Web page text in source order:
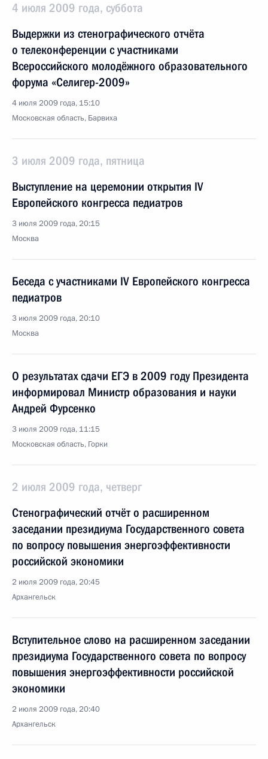
4 июля 2009 года, суббота
Выдержки из стенографического отчёта
о телеконференции с участниками
Всероссийского молодёжного образовательного
форума «Селигер-2009»
4 июля 2009 года, 15:10
Московская область, Барвиха
3 июля 2009 года, пятница
Выступление на церемонии открытия IV
Европейского конгресса педиатров
3 июля 2009 года, 20:15
Москва
Беседа с участниками IV Европейского конгресса
педиатров
3 июля 2009 года, 20:10
Москва
О результатах сдачи ЕГЭ в 2009 году Президента
информировал Министр образования и науки
Андрей Фурсенко
3 июля 2009 года, 11:15
Московская область, Горки
2 июля 2009 года, четверг
Стенографический отчёт о расширенном
заседании президиума Государственного совета
по вопросу повышения энергоэффективности
российской экономики
2 июля 2009 года, 20:45
Архангельск
Вступительное слово на расширенном заседании
президиума Государственного совета по вопросу
повышения энергоэффективности российской
экономики
2 июля 2009 года, 20:40
Архангельск